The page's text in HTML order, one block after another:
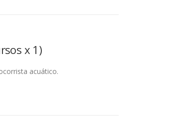
x 1)
acuático.